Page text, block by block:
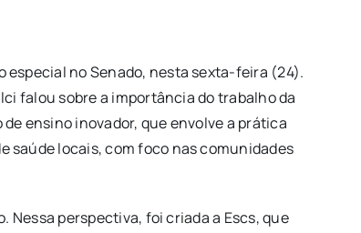
especial no Senado, nesta sexta-feira (24).
falou sobre a importância do trabalho da
ensino inovador, que envolve a prática
saúde locais, com foco nas comunidades
perspectiva, foi criada a Escs, que